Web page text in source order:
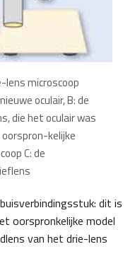
lens microscoop
oculair, B: de
die het oculair was
oorspron-kelijke
C: de
dit is
oorspronkelijke model
van het drie-lens